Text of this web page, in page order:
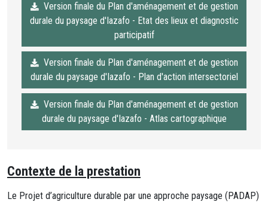
Version finale du Plan d'aménagement et de gestion
durale du paysage d'Iazafo - Etat des lieux et diagnostic
participatif
Version finale du Plan d'aménagement et de gestion
durale du paysage d'Iazafo - Plan d'action intersectoriel
Version finale du Plan d'aménagement et de gestion
durale du paysage d'Iazafo - Atlas cartographique
Contexte de la prestation
Le Projet d’agriculture durable par une approche paysage (PADAP)